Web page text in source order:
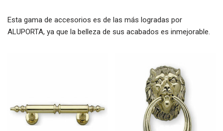
Esta gama de accesorios es de las más logradas por
ALUPORTA, ya que la belleza de sus acabados es inmejorable.